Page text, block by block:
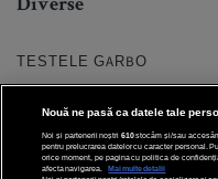
Diverse
TESTELE GARBO
HOROSCOP
HOROSCOPUL IUBIRII
Nouă ne pasă ca datele tale
Noi și partenerii noștri 610stocăm și/sau
pentru prelucrarea datelor cu caracter personal.
orice moment, pe pagina cu politica de
afecta navigarea.
Mai multe detalii